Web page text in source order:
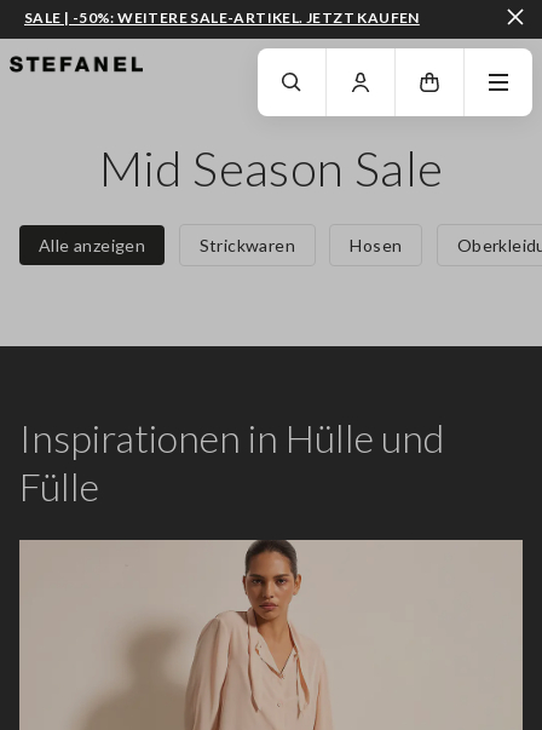
ZUM HAUPTINHALT SPRINGEN GEHEN SIE ZUM ENDE DER SEITE
SALE | -50%: WEITERE SALE-ARTIKEL. JETZT KAUFEN
Mid Season Sale
Alle anzeigen Strickwaren Hosen
Inspirationen in Hülle und
Fülle